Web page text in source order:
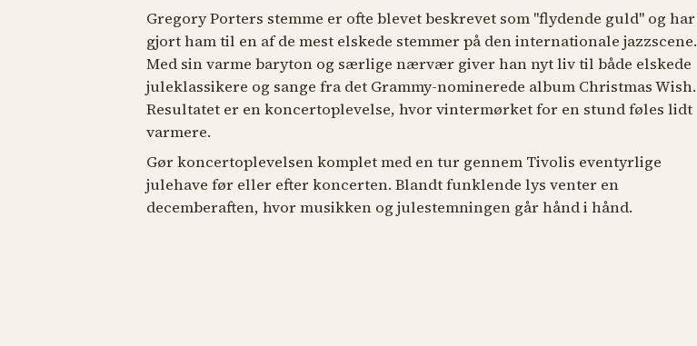
Gregory Porters stemme er ofte blevet beskrevet som "flydende guld" og har
gjort ham til en af de mest elskede stemmer på den internationale jazzscene.
Med sin varme baryton og særlige nærvær giver han nyt liv til både elskede
juleklassikere og sange fra det Grammy-nominerede album Christmas Wish.
Resultatet er en koncertoplevelse, hvor vintermørket for en stund føles lidt
varmere.
Gør koncertoplevelsen komplet med en tur gennem Tivolis eventyrlige
julehave før eller efter koncerten. Blandt funklende lys venter en
decemberaften, hvor musikken og julestemningen går hånd i hånd.